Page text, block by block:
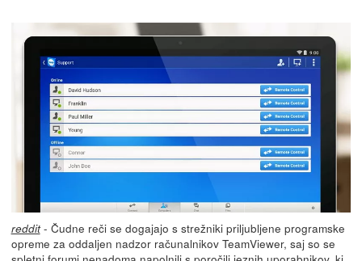
reddit- Čudne reči se dogajajo s strežniki priljubljene programske
opreme za oddaljen nadzor računalnikov TeamViewer, saj so se